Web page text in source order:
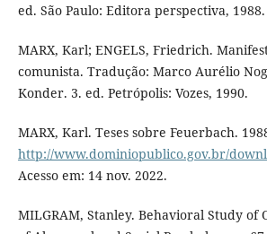
ed. São Paulo: Editora perspectiva, 1988.
MARX, Karl; ENGELS, Friedrich.
comunista. Tradução: Marco Aurélio
Konder. 3. ed. Petrópolis: Vozes, 1990.
MARX, Karl. Teses sobre Feuerbach.
http://www.dominiopublico.gov.br/
Acesso em: 14 nov. 2022.
MILGRAM, Stanley. Behavioral Study of